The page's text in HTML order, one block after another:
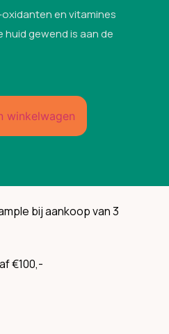
en vitamines
huid gewend is aan de
winkelwagen
bij aankoop van 3
€100,-